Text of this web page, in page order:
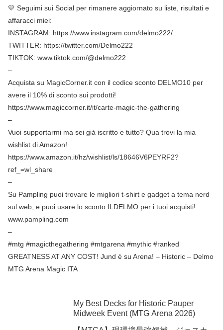
💛 Seguimi sui Social per rimanere aggiornato su liste, risultati e
affaracci miei:
INSTAGRAM: https://www.instagram.com/delmo222/
TWITTER: https://twitter.com/Delmo222
TIKTOK: www.tiktok.com/@delmo222
–
Acquista su MagicCorner.it con il codice sconto DELMO10 per
avere il 10% di sconto sui prodotti!
https://www.magiccorner.it/it/carte-magic-the-gathering
–
Vuoi supportarmi ma sei già iscritto e tutto? Qua trovi la mia
wishlist di Amazon!
https://www.amazon.it/hz/wishlist/ls/18646V6PEYRF2?
ref_=wl_share
–
Su Pampling puoi trovare le migliori t-shirt e gadget a tema nerd
sul web, e puoi usare lo sconto ILDELMO per i tuoi acquisti!
www.pampling.com
–
#mtg​​​​​​​​​​​​​​​ #magicthegathering​​​​​​​​​​​​​​​ #mtgarena​​​​​​​​​​​​​​​ #mythic​​​​​​​​ #ranked
GREATNESS AT ANY COST! Jund è su Arena! – Historic – Delmo
MTG Arena Magic ITA
My Best Decks for Historic Pauper
Midweek Event (MTG Arena 2026)